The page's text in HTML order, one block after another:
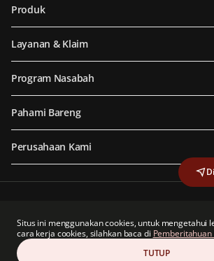
Situs ini menggunakan cookies, untuk mengetahui
cara kerja cookies, silahkan baca di Pemberitahuan
TUTUP
Produk
Layanan & Klaim
Program Nasabah
Pahami Bareng
Perusahaan Kami
Sengketa Sektor Jasa Keuangan